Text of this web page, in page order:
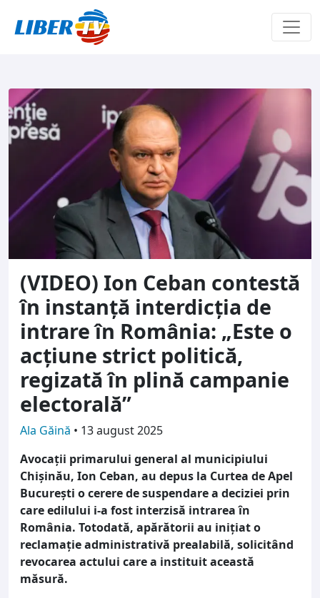
(VIDEO) Ion Ceban contestă
în instanță interdicția de
intrare în România: „Este o
acțiune strict politică,
regizată în plină campanie
electorală”
Ala Găină • 13 august 2025
Avocații primarului general al municipiului
Chișinău, Ion Ceban, au depus la Curtea de Apel
București o cerere de suspendare a deciziei prin
care edilului i-a fost interzisă intrarea în
România. Totodată, apărătorii au inițiat o
reclamație administrativă prealabilă, solicitând
revocarea actului care a instituit această
măsură.